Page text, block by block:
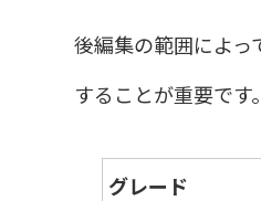
後編集の範囲によ
することが重要です。
グレード